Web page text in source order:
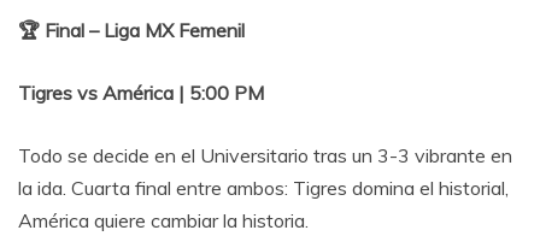
🏆 Final – Liga MX Femenil
Tigres vs América | 5:00 PM
Todo se decide en el Universitario tras un 3-3 vibrante en
la ida. Cuarta final entre ambos: Tigres domina el historial,
América quiere cambiar la historia.